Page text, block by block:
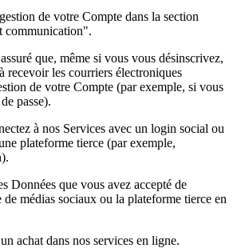
de votre Compte dans la section
communication".
que, même si vous vous désinscrivez,
recevoir les courriers électroniques
de votre Compte (par exemple, si vous
passe).
à nos Services avec un login social ou
plateforme tierce (par exemple,
Données que vous avez accepté de
de médias sociaux ou la plateforme tierce en
achat dans nos services en ligne.